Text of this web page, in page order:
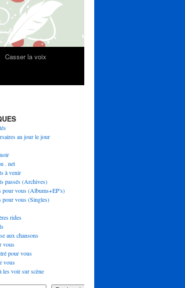
Casser la voix
au jour le jour
. net
à venir
passés (Archives)
pour vous (Albums+EP's)
pour vous (Singles)
rides
aux chansons
vous
pour vous
vous
les voir sur scène